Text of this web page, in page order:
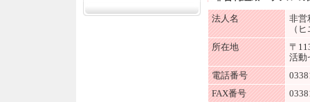
法人名
非
（
所在地
〒
活動
電話番号
FAX番号